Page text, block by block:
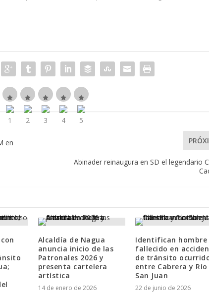
en
Abinader reinaugura en SD el legendario
Alcaldía de Nagua
anuncia inicio de las
Patronales 2026 y
presenta cartelera
artística
14 de enero de 2026
Identifican hombre
fallecido en
de tránsito
entre Cabrera y Río
San Juan
22 de junio de 2026